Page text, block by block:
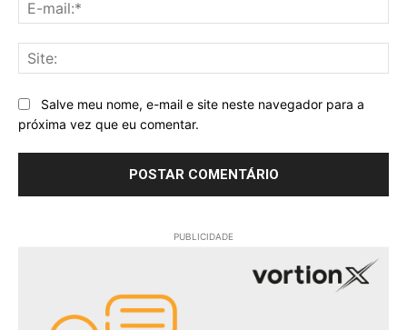
Salve meu nome, e-mail e site neste navegador para a
próxima vez que eu comentar.
PUBLICIDADE